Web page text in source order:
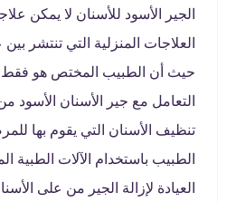
الجير الأسود للأسنان لا يمكن
العلاجات المنزلية التي تنتشر
حيث أن الطبيب المختص هو فقط
التعامل مع جير الأسنان
تنظيف الأسنان التي يقوم بها
الطبيب باستخدام الآلات الطبية
العيادة لإزالة الجير من على